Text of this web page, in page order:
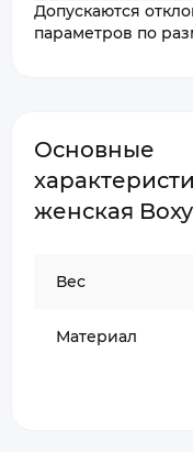
Допускаются
параметров по
Основные
женская
Вес
Материал